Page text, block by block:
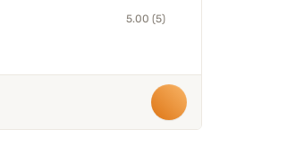
5.00 (5)